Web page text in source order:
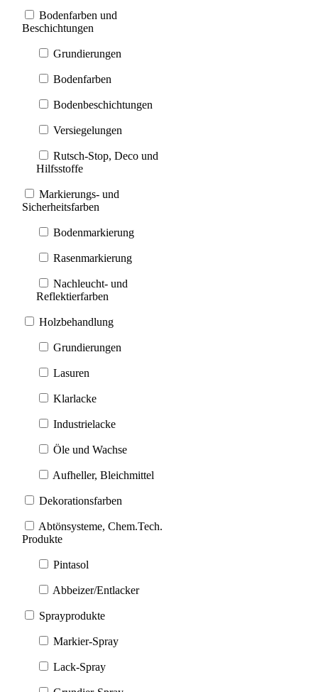
Bodenfarben und
Beschichtungen
Grundierungen
Bodenfarben
Bodenbeschichtungen
Versiegelungen
Rutsch-Stop, Deco und
Hilfsstoffe
Markierungs- und
Sicherheitsfarben
Bodenmarkierung
Rasenmarkierung
Nachleucht- und
Reflektierfarben
Holzbehandlung
Grundierungen
Lasuren
Klarlacke
Industrielacke
Öle und Wachse
Aufheller, Bleichmittel
Dekorationsfarben
Abtönsysteme, Chem.Tech.
Produkte
Pintasol
Abbeizer/Entlacker
Sprayprodukte
Markier-Spray
Lack-Spray